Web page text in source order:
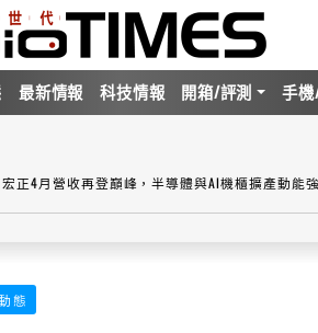
最新情報 科技情報 開箱/評測 手
宏正4月營收再登巔峰，半導體與AI機櫃擴產動能
態